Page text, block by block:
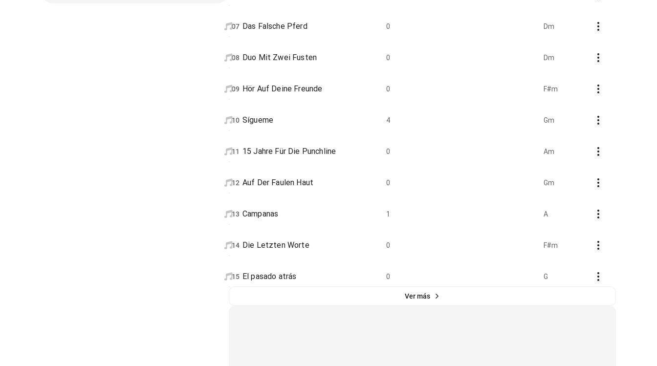
07 Das Falsche Pferd 0 Dm
08 Duo Mit Zwei Fusten 0 Dm
09 Hör Auf Deine Freunde 0 F#m
10 Sígueme 4 Gm
11 15 Jahre Für Die Punchline 0 Am
12 Auf Der Faulen Haut 0 Gm
13 Campanas 1 A
14 Die Letzten Worte 0 F#m
15 El pasado atrás 0 G
Ver más